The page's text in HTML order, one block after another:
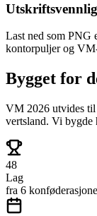
Last ned som PNG
kontorpuljer og
Bygget for
VM 2026 utvides til
vertsland. Vi bygde
48
Lag
fra 6